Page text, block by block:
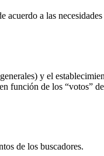
a las
y el
función de los “votos”
de los buscadores.